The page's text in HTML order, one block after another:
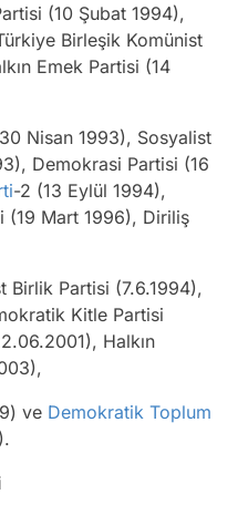
(10 Şubat 1994),
Birleşik Komünist
Emek Partisi (14
Nisan 1993), Sosyalist
Demokrasi Partisi (16
-2 (13 Eylül 1994),
(19 Mart 1996), Diriliş
Birlik Partisi (7.6.1994),
Kitle Partisi
Halkın
ve Demokratik Toplum